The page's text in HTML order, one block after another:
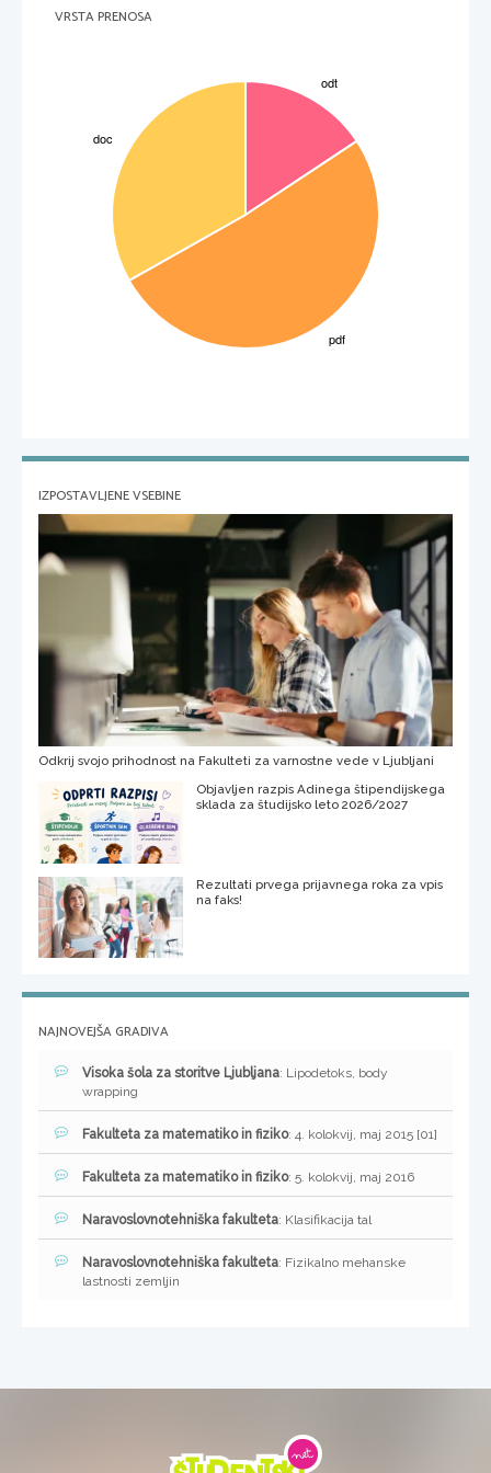
1881) = posebna vojaškoobrambna pokrajina HM na meji s Turško državo. Leta 1568 razpade na Hrvaško (Karlovac) in
streljanjem topov.Turški vpadi se končajo leta 1579-trdnjava Karlovac. Črna vojska - Oboroženi kmetje. Tabori-cerkve z
obzidjem, pogosto uporabljali proti zemljiških gospodom.
VRSTA PRENOSA
IZPOSTAVLJENE VSEBINE
Odkrij svojo prihodnost na Fakulteti za varnostne vede v Ljubljani
Objavljen razpis Adinega štipendijskega
sklada za študijsko leto 2026/2027
Rezultati prvega prijavnega roka za vpis
na faks!
NAJNOVEJŠA GRADIVA
Visoka šola za storitve Ljubljana: Lipodetoks, body
wrapping
Fakulteta za matematiko in fiziko: 4. kolokvij, maj 2015 [01]
Fakulteta za matematiko in fiziko: 5. kolokvij, maj 2016
Naravoslovnotehniška fakulteta: Klasifikacija tal
Naravoslovnotehniška fakulteta: Fizikalno mehanske
lastnosti zemljin